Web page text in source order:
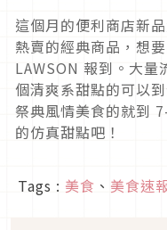
這個月的便利商店新
熱賣的經典商品，想
LAWSON 報到。大量
個清爽系甜點的可以
祭典風情美食的就到
的仿真甜點吧！
Tags : 美食 、 美食速